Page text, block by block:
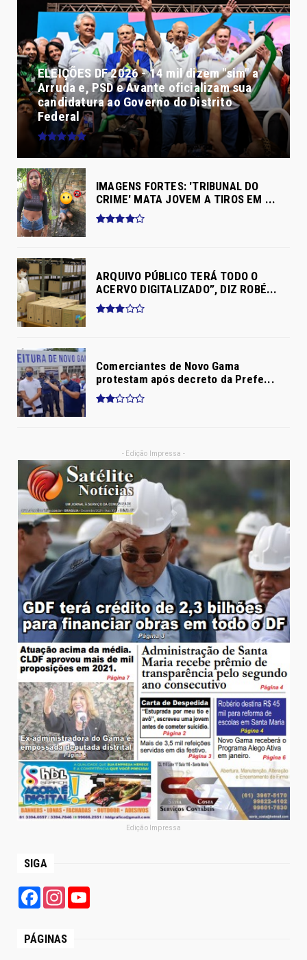
ELEIÇÕES DF 2026 - 14 mil dizem "sim" a
Arruda e, PSD e Avante oficializam sua
candidatura ao Governo do Distrito
Federal
IMAGENS FORTES: 'TRIBUNAL DO
CRIME' MATA JOVEM A TIROS EM ...
ARQUIVO PÚBLICO TERÁ TODO O
ACERVO DIGITALIZADO”, DIZ ROBÉ...
Comerciantes de Novo Gama
protestam após decreto da Prefe...
- Edição Impressa -
Edição Impressa
SIGA
FacebookInstagram
PÁGINAS